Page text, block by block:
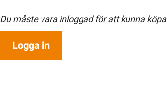
Du måste vara inloggad för att kunna
Logga in